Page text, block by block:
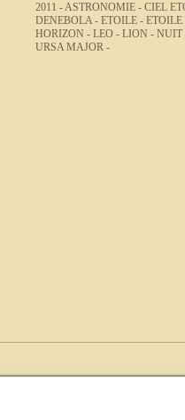
2011 -ASTRONOMIE - CIEL
DENEBOLA - ETOILE -
HORIZON - LEO - LION - NUIT
URSA MAJOR -